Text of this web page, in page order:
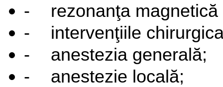
-
rezonanţa
-
intervenţiile
-
anestezia generală;
-
anestezie locală;